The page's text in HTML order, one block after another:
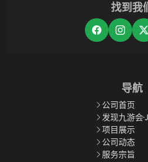
找到我
导航
公司首页
发现九游会
项目展示
公司动态
服务宗旨